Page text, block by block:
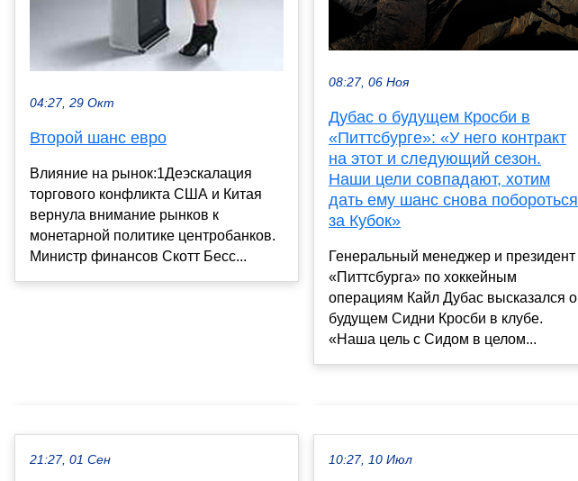
04:27, 29 Окт
Второй шанс евро
Влияние на рынок:1Деэскалация
торгового конфликта США и Китая
вернула внимание рынков к
монетарной политике центробанков.
Министр финансов Скотт Бесс...
08:27, 06 Ноя
Дубас о будущем Кросби в
«Питтсбурге»: «У него контракт
на этот и следующий сезон.
Наши цели совпадают, хотим
дать ему шанс снова побороться
за Кубок»
Генеральный менеджер и президент
«Питтсбурга» по хоккейным
операциям Кайл Дубас высказался о
будущем Сидни Кросби в клубе.
«Наша цель с Сидом в целом...
21:27, 01 Сен 10:27, 10 Июл